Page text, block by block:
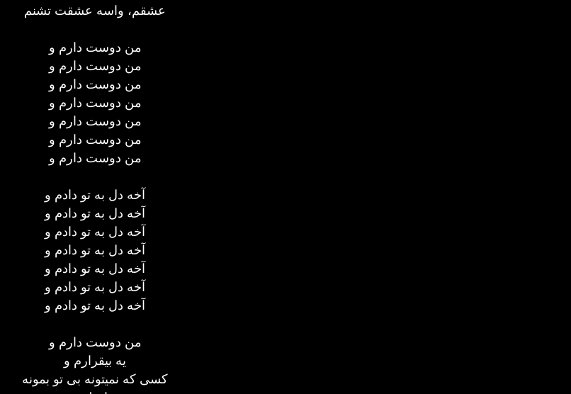
عشقم، واسه عشقت تشنم
من دوست دارم و
من دوست دارم و
من دوست دارم و
من دوست دارم و
من دوست دارم و
من دوست دارم و
من دوست دارم و
آخه دل به تو دادم و
آخه دل به تو دادم و
آخه دل به تو دادم و
آخه دل به تو دادم و
آخه دل به تو دادم و
آخه دل به تو دادم و
آخه دل به تو دادم و
من دوست دارم و
یه بیقرارم و
کسی که نمیتونه بی تو بمونه